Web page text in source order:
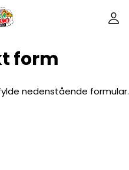
form
nedenstående formular.